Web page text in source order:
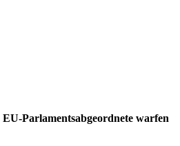
Parlamentsabgeordnete warfen